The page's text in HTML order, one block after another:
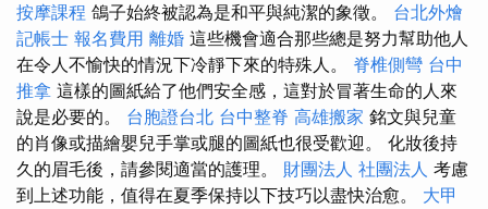
按摩課程 鴿子始終被認為是和平與純潔的象徵。 台北外燴
記帳士 報名費用 離婚 這些機會適合那些總是努力幫助他人
在令人不愉快的情況下冷靜下來的特殊人。 脊椎側彎 台中
推拿 這樣的圖紙給了他們安全感，這對於冒著生命的人來
說是必要的。 台胞證台北 台中整脊 高雄搬家 銘文與兒童
的肖像或描繪嬰兒手掌或腿的圖紙也很受歡迎。 化妝後持
久的眉毛後，請參閱適當的護理。 財團法人 社團法人 考慮
到上述功能，值得在夏季保持以下技巧以盡快治愈。 大甲